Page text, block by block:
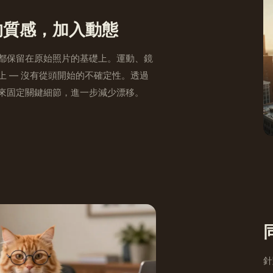
感，加入動態
保留在原始照片的基礎上。運動、鏡
— 沒有從頭開始的不確定性。透過
定關鍵細節，進一步減少漂移。